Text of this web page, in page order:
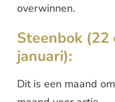
overwinnen.
Steenbok (22
januari):
Dit is een maand